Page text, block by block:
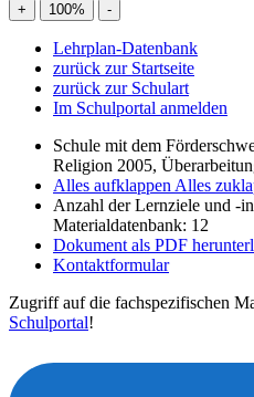
+ 100% -
Lehrplan-Datenbank
zurück zur Startseite
zurück zur Schulart
Im Schulportal anmelden
Schule mit dem
Religion 2005,
Alles aufklappen Alles
Anzahl der Lernziele und -
Materialdatenbank: 12
Dokument als PDF
Kontaktformular
Zugriff auf die fachspezifischen
Schulportal!